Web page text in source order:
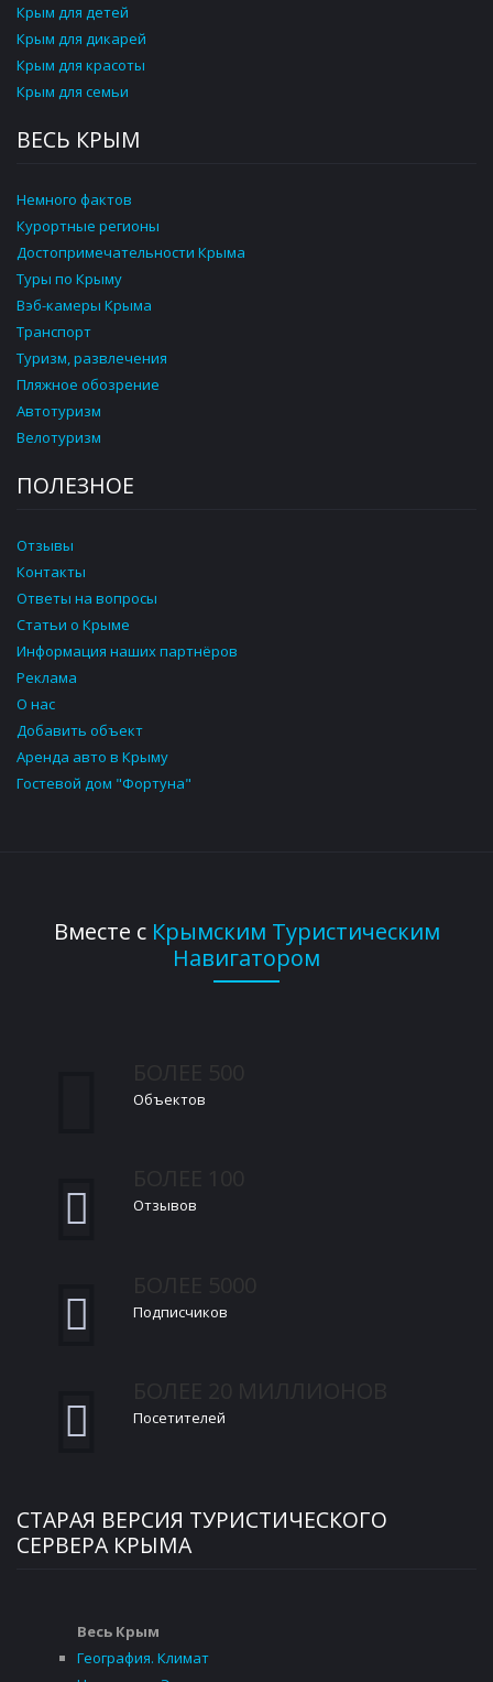
Крым для детей
Крым для дикарей
Крым для красоты
Крым для семьи
ВЕСЬ КРЫМ
Немного фактов
Курортные регионы
Достопримечательности Крыма
Туры по Крыму
Вэб-камеры Крыма
Транспорт
Туризм, развлечения
Пляжное обозрение
Автотуризм
Велотуризм
ПОЛЕЗНОЕ
Отзывы
Контакты
Ответы на вопросы
Статьи о Крыме
Информация наших партнёров
Реклама
О нас
Добавить объект
Аренда авто в Крыму
Гостевой дом "Фортуна"
Вместе с Крымским Туристическим
Навигатором
Объектов
Отзывов
Подписчиков
Посетителей
СТАРАЯ ВЕРСИЯ ТУРИСТИЧЕСКОГО
СЕРВЕРА КРЫМА
Весь Крым
География. Климат